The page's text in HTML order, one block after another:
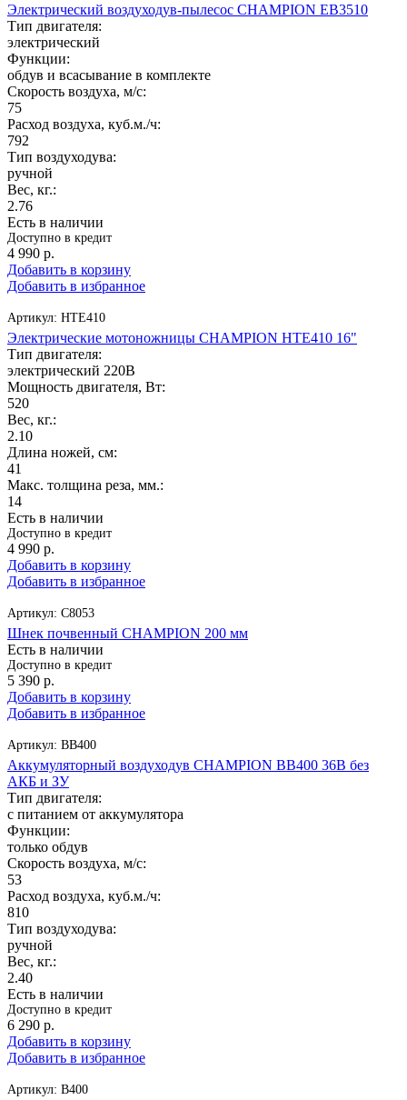
Электрический воздуходув-пылесос CHAMPION EB3510
Тип двигателя:
электрический
Функции:
обдув и всасывание в комплекте
Скорость воздуха, м/с:
75
Расход воздуха, куб.м./ч:
792
Тип воздуходува:
ручной
Вес, кг.:
2.76
Есть в наличии
Доступно в кредит
4 990 р.
Добавить в корзину
Добавить в избранное
Артикул: HTE410
Электрические мотоножницы CHAMPION HTE410 16"
Тип двигателя:
электрический 220В
Мощность двигателя, Вт:
520
Вес, кг.:
2.10
Длина ножей, см:
41
Макс. толщина реза, мм.:
14
Есть в наличии
Доступно в кредит
4 990 р.
Добавить в корзину
Добавить в избранное
Артикул: C8053
Шнек почвенный CHAMPION 200 мм
Есть в наличии
Доступно в кредит
5 390 р.
Добавить в корзину
Добавить в избранное
Артикул: BB400
Аккумуляторный воздуходув CHAMPION BB400 36В без
АКБ и ЗУ
Тип двигателя:
с питанием от аккумулятора
Функции:
только обдув
Скорость воздуха, м/с:
53
Расход воздуха, куб.м./ч:
810
Тип воздуходува:
ручной
Вес, кг.:
2.40
Есть в наличии
Доступно в кредит
6 290 р.
Добавить в корзину
Добавить в избранное
Артикул: B400